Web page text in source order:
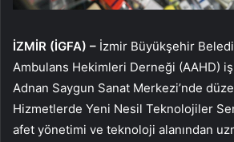
İZMİR (İGFA) – İzmir Büyükşehir
Ambulans Hekimleri Derneği (AAHD)
Adnan Saygun Sanat Merkezi’nde
Hizmetlerde Yeni Nesil Teknolojiler
afet yönetimi ve teknoloji alanından